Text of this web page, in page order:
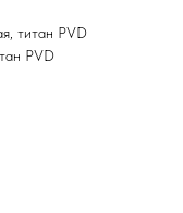
титан PVD
PVD